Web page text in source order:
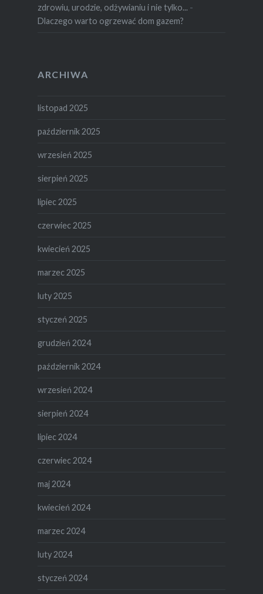
zdrowiu, urodzie, odżywianiu i nie tylko... -
Dlaczego warto ogrzewać dom gazem?
ARCHIWA
listopad 2025
październik 2025
wrzesień 2025
sierpień 2025
lipiec 2025
czerwiec 2025
kwiecień 2025
marzec 2025
luty 2025
styczeń 2025
grudzień 2024
październik 2024
wrzesień 2024
sierpień 2024
lipiec 2024
czerwiec 2024
maj 2024
kwiecień 2024
marzec 2024
luty 2024
styczeń 2024